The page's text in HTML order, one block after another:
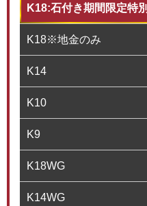
K18:石付き期間限定特
K18※地金のみ
K14
K10
K9
K18WG
K14WG